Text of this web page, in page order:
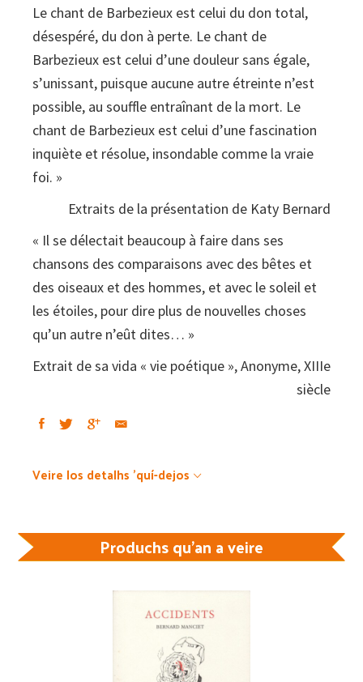
Le chant de Barbezieux est celui du don total,
désespéré, du don à perte. Le chant de
Barbezieux est celui d’une douleur sans égale,
s’unissant, puisque aucune autre étreinte n’est
possible, au souffle entraînant de la mort. Le
chant de Barbezieux est celui d’une fascination
inquiète et résolue, insondable comme la vraie
foi. »
Extraits de la présentation de Katy Bernard
« Il se délectait beaucoup à faire dans ses
chansons des comparaisons avec des bêtes et
des oiseaux et des hommes, et avec le soleil et
les étoiles, pour dire plus de nouvelles choses
qu’un autre n’eût dites… »
Extrait de sa vida « vie poétique », Anonyme, XIIIe
siècle
Veire los detalhs 'quí-dejos
Produchs qu'an a veire